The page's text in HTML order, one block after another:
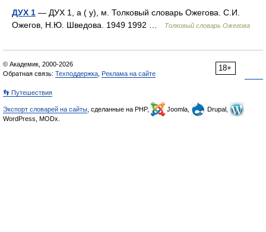
ДУХ 1 — ДУХ 1, а ( у), м. Толковый словарь Ожегова. С.И.
Ожегов, Н.Ю. Шведова. 1949 1992 …
Толковый словарь Ожегова
18+
© Академик, 2000-2026
Обратная связь: Техподдержка Реклама на сайте
👣 Путешествия
Экспорт словарей на сайты , сделанные на PHP, Joomla,
Drupal,
WordPress, MODx.